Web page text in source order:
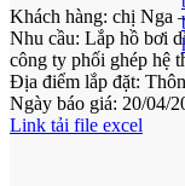
Khách hàng: chị Nga
Nhu cầu: Lắp hồ bơi
công ty phối ghép hệ
Địa điểm lắp đặt:
Ngày báo giá: 20/04/
Link tải file excel